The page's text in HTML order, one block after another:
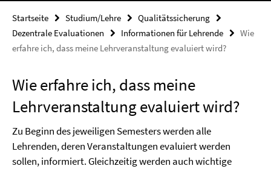
Startseite Studium/Lehre
Qualitätssicherung
Dezentrale Evaluationen
Informationen für Lehrende
Wie
erfahre ich, dass meine Lehrveranstaltung evaluiert wird?
Wie erfahre ich, dass meine
Lehrveranstaltung evaluiert wird?
Zu Beginn des jeweiligen Semesters werden alle
Lehrenden, deren Veranstaltungen evaluiert werden
sollen, informiert. Gleichzeitig werden auch wichtige